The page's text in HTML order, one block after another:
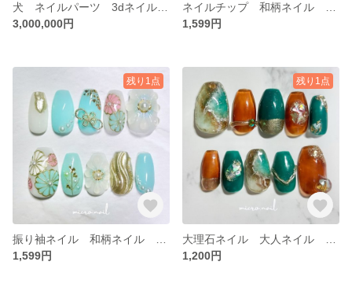
3,000,000円
1,599円
残り1点
1,599円
残り1点
1,200円